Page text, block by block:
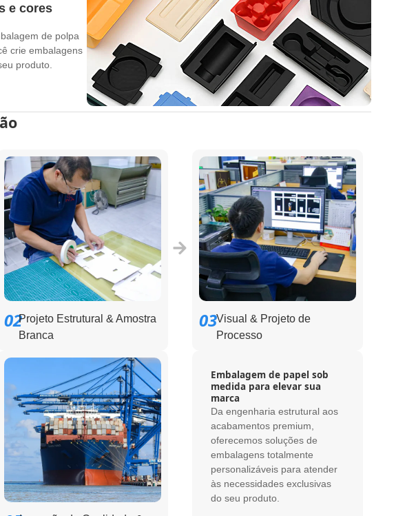
e cores
de polpa
crie embalagens
produto.
02Projeto Estrutural & Amostra
Branca
03Visual & Projeto de
Processo
Embalagem de papel sob
medida para elevar sua
marca
Da engenharia estrutural aos
acabamentos premium,
oferecemos soluções de
embalagens totalmente
personalizáveis ​​para atender
às necessidades exclusivas
do seu produto.